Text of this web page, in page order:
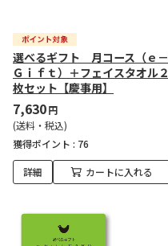
選べるギフト 月コース（ｅ－
Ｇｉｆｔ）＋フェイスタオル２
枚セット【慶事用】
7,630円
(送料・税込)
獲得ポイント : 76
詳細 カートに入れる